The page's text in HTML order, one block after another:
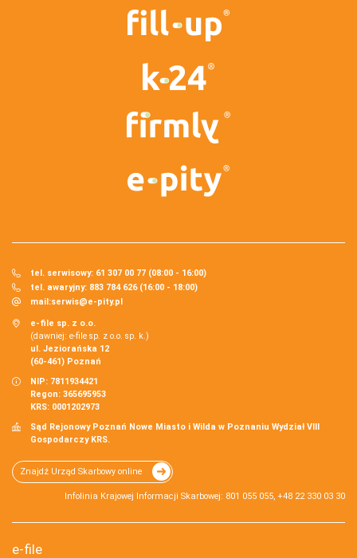
tel. serwisowy: 61 307 00 77 (08:00 - 16:00)
tel. awaryjny: 883 784 626 (16:00 - 18:00)
mail:serwis@e-pity.pl
e-file sp. z o.o.
(dawniej: e-file sp. z o.o. sp. k.)
ul. Jeziorańska 12
(60-461) Poznań
NIP: 7811934421
Regon: 365695953
KRS: 0001202973
Sąd Rejonowy Poznań Nowe Miasto i Wilda w Poznaniu Wydział VIII
Gospodarczy KRS.
Znajdź Urząd Skarbowy online
Infolinia Krajowej Informacji Skarbowej: 801 055 055, +48 22 330 03 30
e-file